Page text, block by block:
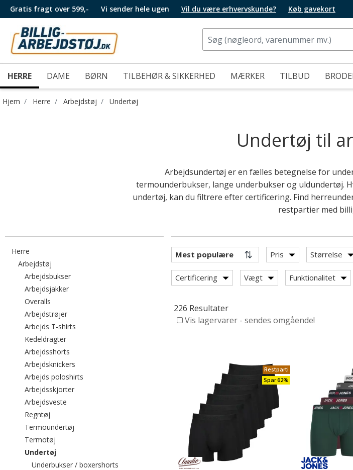
Gratis fragt over 599,- Vi sender hele ugen Vil du være erhvervskunde? Køb gavekort
HERRE DAME BØRN TILBEHØR & SIKKERHED MÆRKER TILBUD
Hjem Herre Arbejdstøj Undertøj
Undertøj til
Arbejdsundertøj er en fælles betegnelse for
termounderbukser, lange underbukser og uldundertøj.
undertøj, kan du filtrere efter certificering. Find
restpartier med
Herre
Arbejdstøj
ArbejdsbukserFiltrér efter category: Arbejdsbukser
ArbejdsjakkerFiltrér efter category: Arbejdsjakker
Overalls
ArbejdstrøjerFiltrér efter category: Arbejdstrøjer
Arbejds T-shirts Filtrér efter category: Arbejds T-shirts
KedeldragterFiltrér efter category: Kedeldragter
Arbejdsshorts
Arbejdsknickers
Arbejds poloshirts
ArbejdsskjorterFiltrér efter category: Arbejdsskjorter
Arbejdsveste
Regntøj
Termoundertøj Filtrér efter category: Termoundertøj
Termotøj
Undertøjvalgte I øjeblikket sorteret efter category: Undertøj
Underbukser / boxershortsFiltrér efter category: Underbukser / boxershorts
Pris Størrelse
Certificering Vægt Funktionalitet
226 Resultater
Vis lagervarer - sendes omgående!
Restparti
Spar 62%